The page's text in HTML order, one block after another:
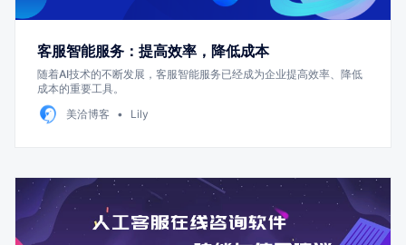
客服智能服务：提高效率，降低成本
随着AI技术的不断发展，客服智能服务已经成为企业提高效率、降低
成本的重要工具。
美洽博客
Lily